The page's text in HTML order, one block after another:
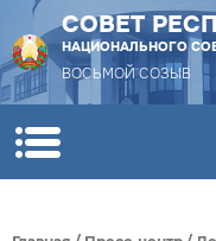
СОВЕТ
НАЦИОНАЛЬНОГО
ВОСЬМОЙ СОЗЫВ